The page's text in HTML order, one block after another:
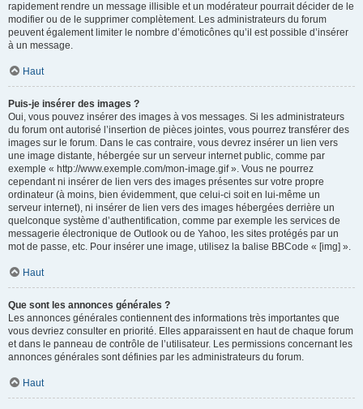
rapidement rendre un message illisible et un modérateur pourrait décider de le
modifier ou de le supprimer complètement. Les administrateurs du forum
peuvent également limiter le nombre d’émoticônes qu’il est possible d’insérer
à un message.
Haut
Puis-je insérer des images ?
Oui, vous pouvez insérer des images à vos messages. Si les administrateurs
du forum ont autorisé l’insertion de pièces jointes, vous pourrez transférer des
images sur le forum. Dans le cas contraire, vous devrez insérer un lien vers
une image distante, hébergée sur un serveur internet public, comme par
exemple « http://www.exemple.com/mon-image.gif ». Vous ne pourrez
cependant ni insérer de lien vers des images présentes sur votre propre
ordinateur (à moins, bien évidemment, que celui-ci soit en lui-même un
serveur internet), ni insérer de lien vers des images hébergées derrière un
quelconque système d’authentification, comme par exemple les services de
messagerie électronique de Outlook ou de Yahoo, les sites protégés par un
mot de passe, etc. Pour insérer une image, utilisez la balise BBCode « [img] ».
Haut
Que sont les annonces générales ?
Les annonces générales contiennent des informations très importantes que
vous devriez consulter en priorité. Elles apparaissent en haut de chaque forum
et dans le panneau de contrôle de l’utilisateur. Les permissions concernant les
annonces générales sont définies par les administrateurs du forum.
Haut